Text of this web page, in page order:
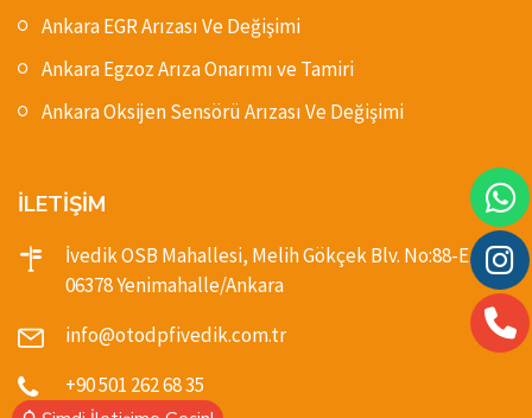
Ankara EGR Arızası Ve Değişimi
Ankara Egzoz Arıza Onarımı ve Tamiri
Ankara Oksijen Sensörü Arızası Ve Değişimi
İLETİŞİM
İvedik OSB Mahallesi, Melih Gökçek Blv. No:88-E,
06378 Yenimahalle/Ankara
info@otodpfivedik.com.tr
+90 501 262 68 35